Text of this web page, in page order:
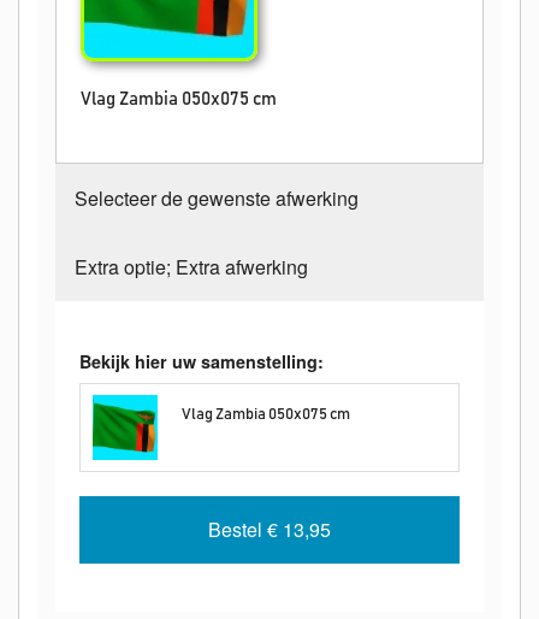
Vlag Zambia 050x075 cm
Selecteer de gewenste afwerking
Extra optie; Extra afwerking
Bekijk hier uw samenstelling:
Vlag Zambia 050x075 cm
Bestel € 13,95